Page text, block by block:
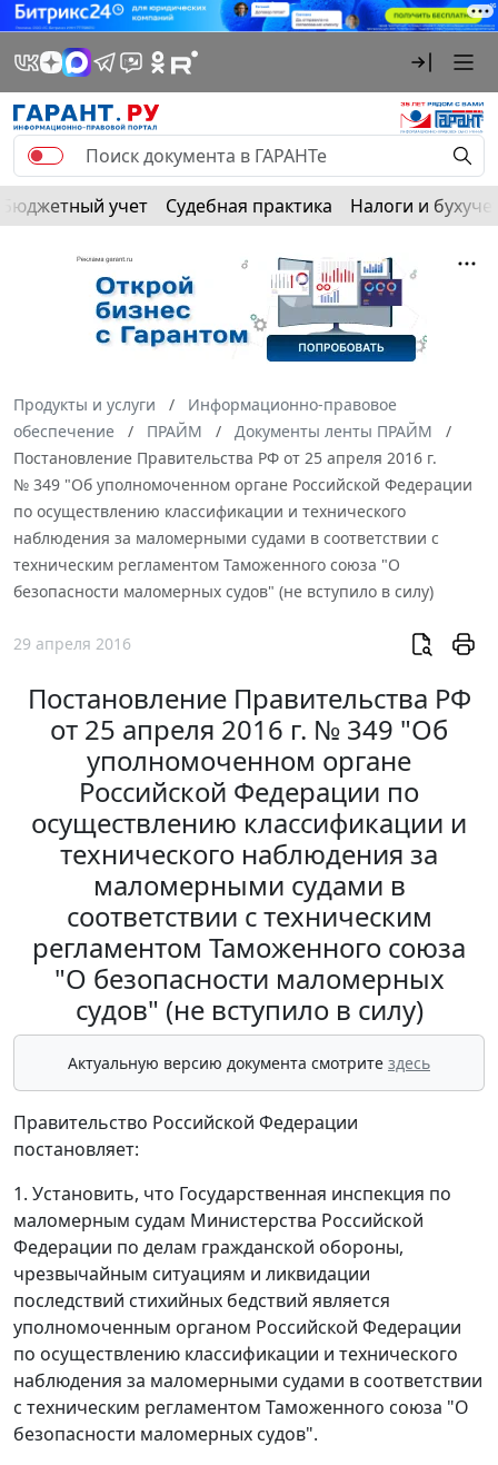
Бюджетный учет Судебная практика Налоги и
Продукты и услуги
Информационно-правовое
обеспечение
ПРАЙМ
Документы ленты ПРАЙМ
Постановление Правительства РФ от 25 апреля 2016 г.
№ 349 "Об уполномоченном органе Российской Федерации
по осуществлению классификации и технического
наблюдения за маломерными судами в соответствии с
техническим регламентом Таможенного союза "О
безопасности маломерных судов" (не вступило в силу)
29 апреля 2016
Постановление Правительства РФ
от 25 апреля 2016 г. № 349 "Об
уполномоченном органе
Российской Федерации по
осуществлению классификации и
технического наблюдения за
маломерными судами в
соответствии с техническим
регламентом Таможенного союза
"О безопасности маломерных
судов" (не вступило в силу)
Актуальную версию документа смотрите здесь
Правительство Российской Федерации
постановляет:
1. Установить, что Государственная инспекция по
маломерным судам Министерства Российской
Федерации по делам гражданской обороны,
чрезвычайным ситуациям и ликвидации
последствий стихийных бедствий является
уполномоченным органом Российской Федерации
по осуществлению классификации и технического
наблюдения за маломерными судами в соответствии
с техническим регламентом Таможенного союза "О
безопасности маломерных судов".